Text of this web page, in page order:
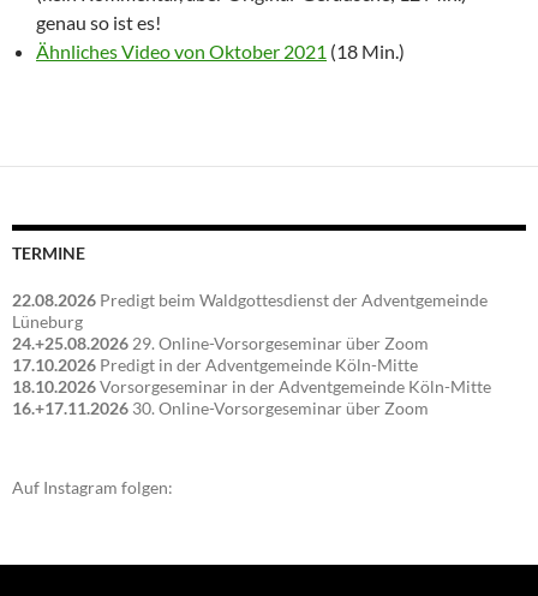
genau so ist es!
Ähnliches Video von Oktober 2021 (18 Min.)
TERMINE
22.08.2026 Predigt beim Waldgottesdienst der Adventgemeinde
Lüneburg
24.+25.08.2026 29. Online-Vorsorgeseminar über Zoom
17.10.2026 Predigt in der Adventgemeinde Köln-Mitte
18.10.2026Vorsorgeseminar in der Adventgemeinde Köln-Mitte
16.+17.11.2026 30. Online-Vorsorgeseminar über Zoom
Auf Instagram folgen: